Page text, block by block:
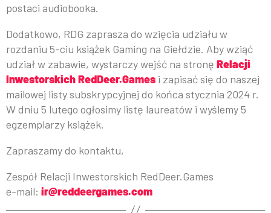
postaci audiobooka.
Dodatkowo, RDG zaprasza do wzięcia udziału w
rozdaniu 5-ciu książek Gaming na Giełdzie. Aby wziąć
udział w zabawie, wystarczy wejść na stronę Relacji
Inwestorskich RedDeer.Games i zapisać się do naszej
mailowej listy subskrypcyjnej do końca stycznia 2024 r.
W dniu 5 lutego ogłosimy listę laureatów i wyślemy 5
egzemplarzy książek.
Zapraszamy do kontaktu,
Zespół Relacji Inwestorskich RedDeer.Games
e-mail: ir@reddeergames.com